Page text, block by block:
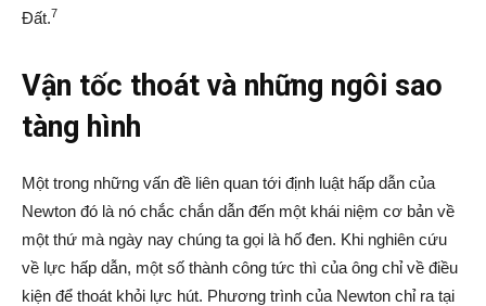
Đất.7
Vận tốc thoát và những ngôi sao
tàng hình
Một trong những vấn đề liên quan tới định luật hấp dẫn của
Newton đó là nó chắc chắn dẫn đến một khái niệm cơ bản về
một thứ mà ngày nay chúng ta gọi là hố đen. Khi nghiên cứu
về lực hấp dẫn, một số thành công tức thì của ông chỉ về điều
kiện để thoát khỏi lực hút. Phương trình của Newton chỉ ra tại